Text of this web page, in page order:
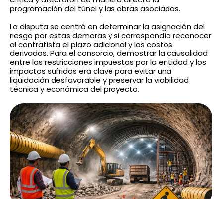
programación del túnel y las obras asociadas.
La disputa se centró en determinar la asignación del
riesgo por estas demoras y si correspondía reconocer
al contratista el plazo adicional y los costos
derivados. Para el consorcio, demostrar la causalidad
entre las restricciones impuestas por la entidad y los
impactos sufridos era clave para evitar una
liquidación desfavorable y preservar la viabilidad
técnica y económica del proyecto.